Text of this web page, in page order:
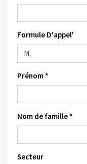
Formule D'appel'
Prénom *
Nom de famille *
Secteur